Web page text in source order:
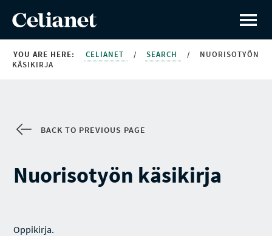
YOU ARE HERE: CELIANET / SEARCH /
NUORISOTYÖN
KÄSIKIRJA
BACK TO PREVIOUS PAGE
Nuorisotyön käsikirja
Oppikirja.